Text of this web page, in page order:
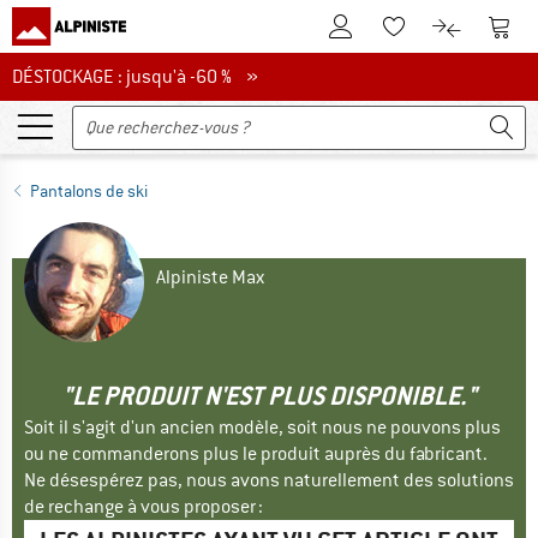
Vers le compte client
Vers la liste
Vers le
DÉSTOCKAGE : jusqu'à -60 %
DÉSTOCKAGE : jusqu'à -60 % »
Pantalons de ski
Alpiniste Max
"LE PRODUIT N'EST PLUS DISPONIBLE."
Soit il s'agit d'un ancien modèle, soit nous ne pouvons plus
ou ne commanderons plus le produit auprès du fabricant.
Ne désespérez pas, nous avons naturellement des solutions
de rechange à vous proposer :